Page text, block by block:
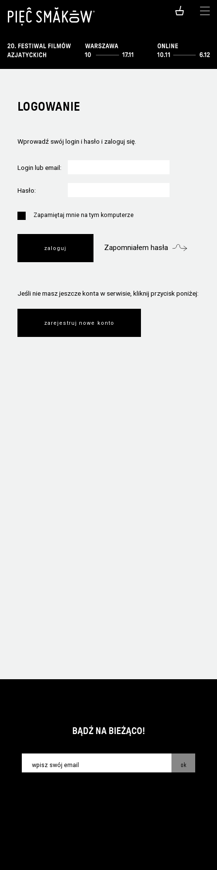
LOGOWANIE
Wprowadź swój login i hasło i zaloguj się.
Login lub email:
Hasło:
Zapamiętaj mnie na tym komputerze
Zapomniałem hasła
Jeśli nie masz jeszcze konta w serwisie, kliknij przycisk poniżej:
zarejestruj nowe konto
BĄDŹ NA BIEŻĄCO!
ok